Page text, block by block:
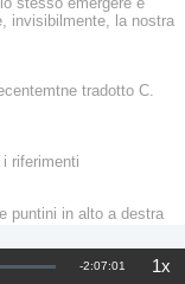
Remaining
-2:07:01 1x
invisibilmente, la nostra
tradotto C.
riferimenti
puntini in alto a destra
la quasi perfetta